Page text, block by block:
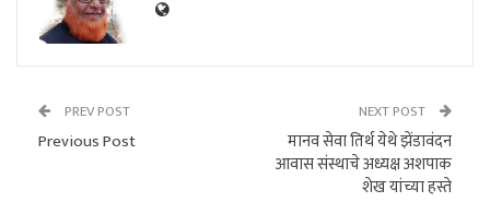
PREV POST
Previous Post
NEXT POST
मानव सेवा तिर्थ येथे झेंडावंदन
आवास संस्थाचे अध्यक्ष अशपाक
शेख यांच्या हस्ते